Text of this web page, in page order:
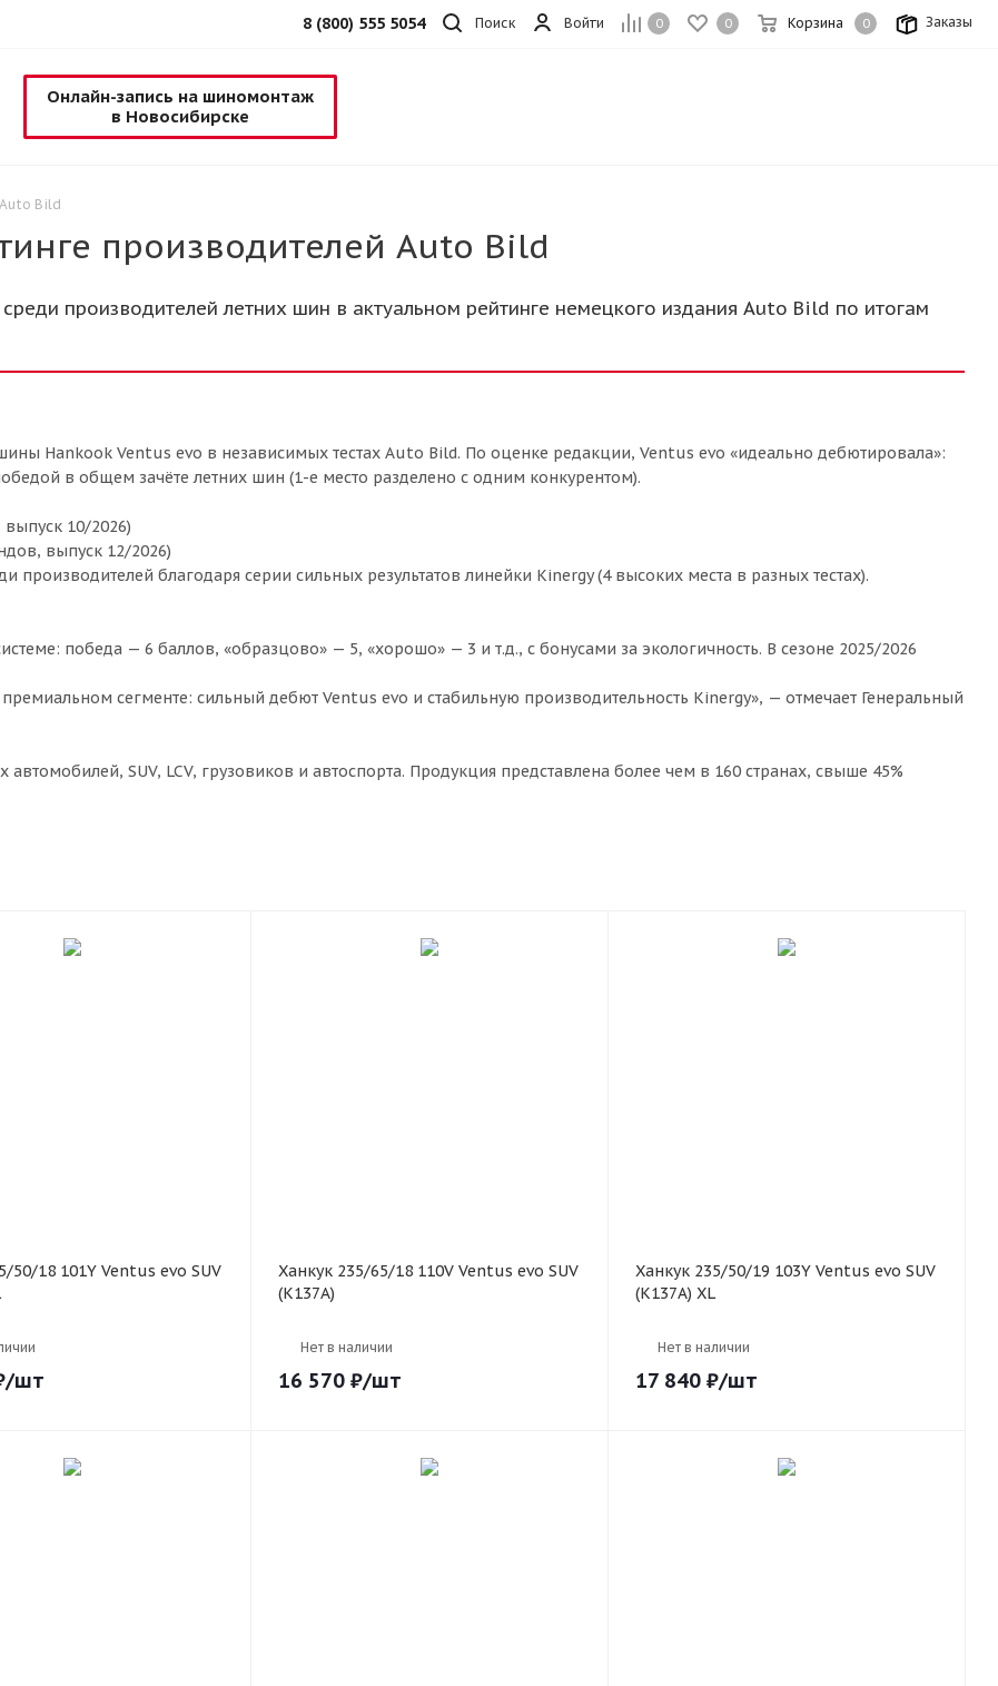
Заказы
0 0 Корзина 0
Войти
Поиск
8 (800) 555 5054
Онлайн-запись на шиномонтаж
в Новосибирске
Bild
производителей Auto Bild
производителей летних шин в актуальном рейтинге немецкого издания Auto Bild по итогам
Hankook Ventus evo в независимых тестах Auto Bild. По оценке редакции, Ventus evo «идеально дебютировала»:
в общем зачёте летних шин (1-е место разделено с одним конкурентом).
10/2026)
выпуск 12/2026)
производителей благодаря серии сильных результатов линейки Kinergy (4 высоких места в разных тестах).
победа — 6 баллов, «образцово» — 5, «хорошо» — 3 и т.д., с бонусами за экологичность. В сезоне 2025/2026
сегменте: сильный дебют Ventus evo и стабильную производительность Kinergy», — отмечает Генеральный
SUV, LCV, грузовиков и автоспорта. Продукция представлена более чем в 160 странах, свыше 45%
/шт
Ханкук 235/65/18 110V Ventus evo SUV
(K137A)
Нет в наличии
16 570 ₽/шт
Ханкук 235/50/19 103Y Ventus evo SUV
(K137A) XL
Нет в наличии
17 840 ₽/шт